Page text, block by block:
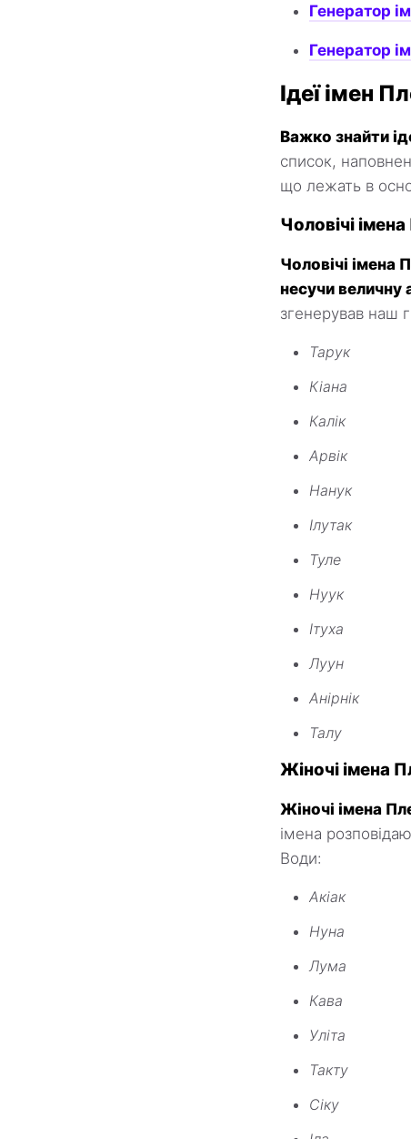
Генератор
Генератор
Ідеї імен
Важко знайти
список,
що лежать в
Чоловічі
Чоловічі імена
несучи величну
згенерував наш
Тарук
Кіана
Калік
Арвік
Нанук
Ілутак
Туле
Нуук
Ітуха
Луун
Анірнік
Талу
Жіночі імена
Жіночі імена
імена
Води:
Акіак
Нуна
Лума
Кава
Уліта
Такту
Сіку